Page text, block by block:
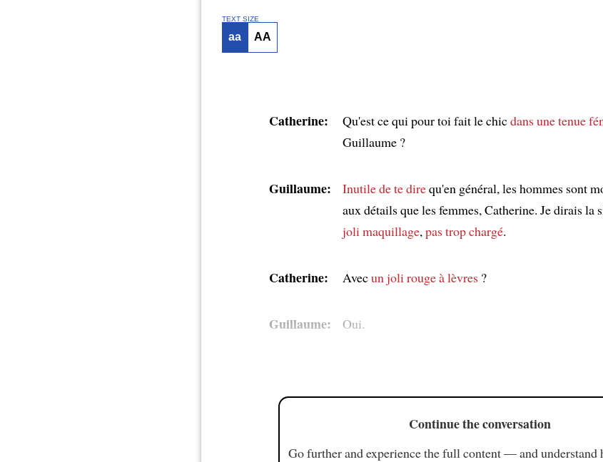
TEXT SIZE
aa AA
Catherine: Qu'est ce qui pour toi fait le chicdans une tenue
Guillaume ?
Guillaume: Inutile de te direqu'en général, les hommes sont
aux détails que les femmes, Catherine. Je dirais la
joli maquillage, pas trop chargé.
Catherine: Avecun joli rouge à lèvres?
Guillaume: Oui.
Continue the conversation
Go further and experience the full content — and understand